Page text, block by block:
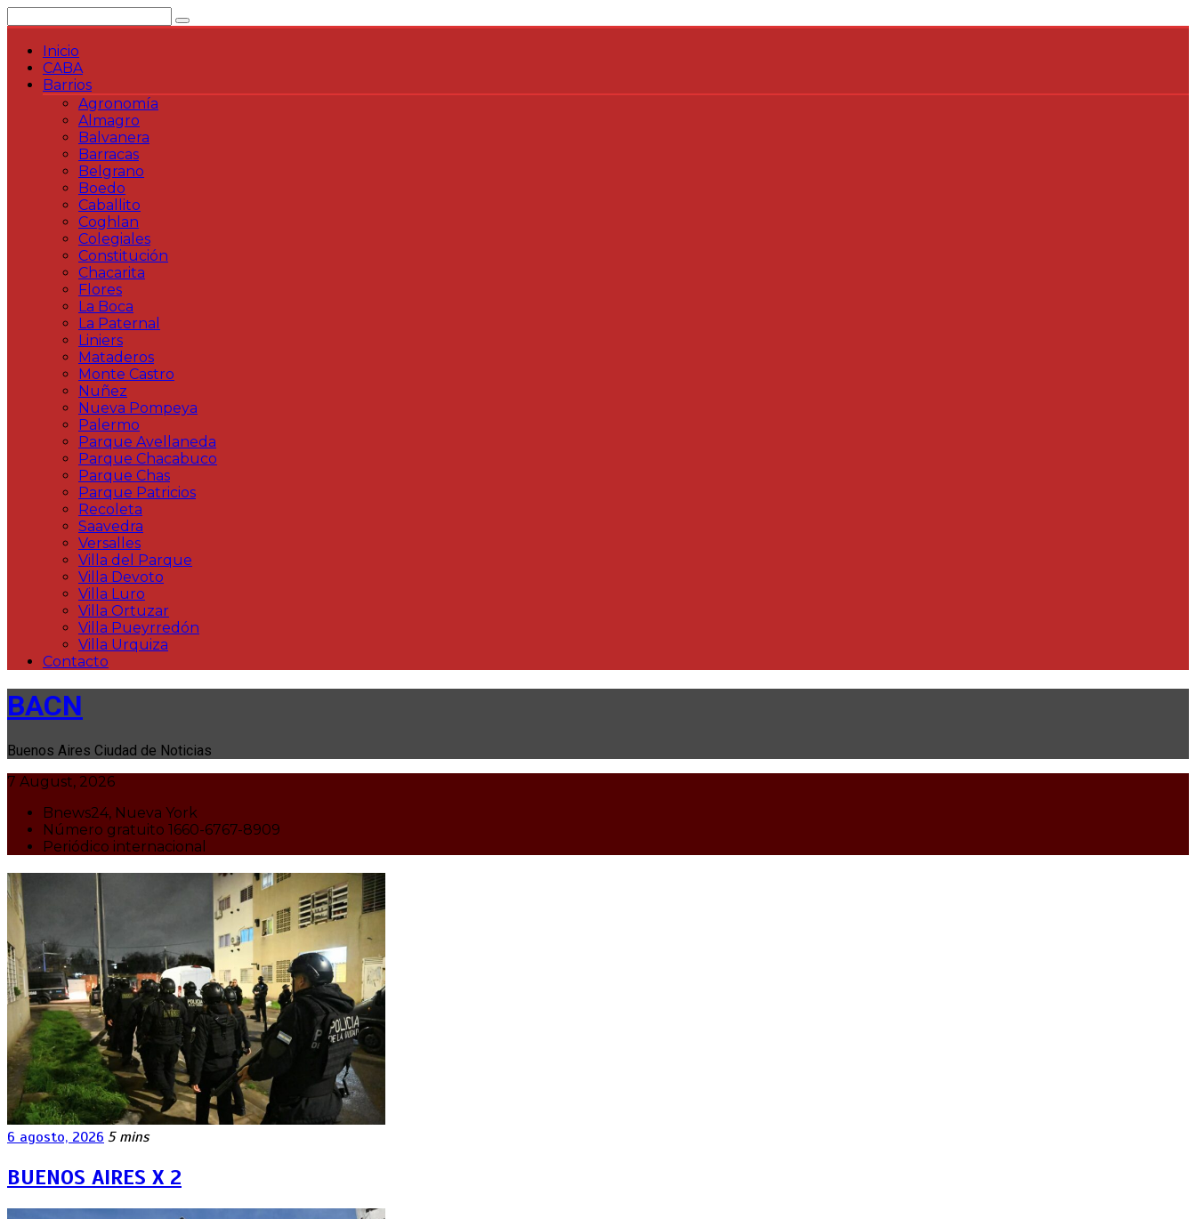
al
contenidoInicio
CABA
Barrios
Agronomía
Almagro
Balvanera
Barracas
Belgrano
Boedo
Caballito
Coghlan
Colegiales
Constitución
Chacarita
Flores
La Boca
La Paternal
Liniers
Mataderos
Monte Castro
Nuñez
Nueva Pompeya
Palermo
Parque Avellaneda
Parque Chacabuco
Parque Chas
Parque Patricios
Recoleta
Saavedra
Versalles
Villa del Parque
Villa Devoto
Villa Luro
Villa Ortuzar
Villa Pueyrredón
Villa Urquiza
Contacto
BACN
Buenos Aires Ciudad de Noticias
7 August, 2026
Bnews24, Nueva York
Número gratuito 1660-6767-8909
Periódico internacional
6 agosto, 2026 5 mins
BUENOS AIRES X 2